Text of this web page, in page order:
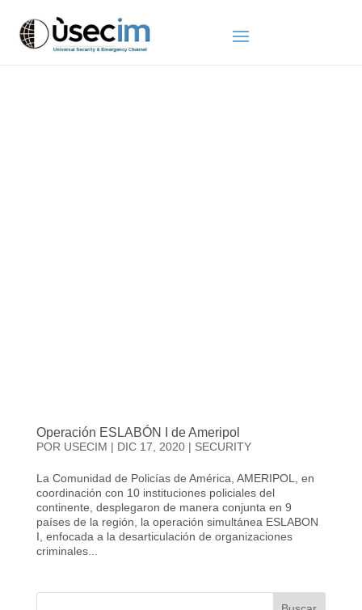
Operación ESLABÓN I de Ameripol
POR USECIM | DIC 17, 2020| SECURITY
La Comunidad de Policías de América, AMERIPOL, en
coordinación con 10 instituciones policiales del
continente, desplegaron de manera conjunta en 9
países de la región, la operación simultánea ESLABON
I, enfocada a la desarticulación de organizaciones
criminales...